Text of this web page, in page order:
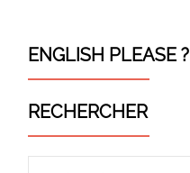
ENGLISH PLEASE ?
RECHERCHER